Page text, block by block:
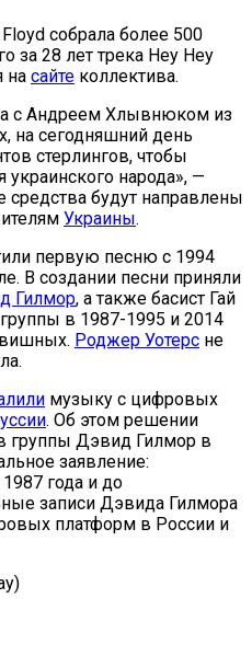
собрала более 500
за 28 лет трека Hey Hey
на сайте коллектива.
с Андреем Хлывнюком из
на сегодняшний день
стерлингов, чтобы
украинского народа», —
средства будут направлены
Украины.
первую песню с 1994
В создании песни приняли
Гилмор, а также басист Гай
в 1987-1995 и 2014
Роджер Уотерс не
музыку с цифровых
. Об этом решении
группы Дэвид Гилмор в
заявление:
года и до
записи Дэвида Гилмора
платформ в России и